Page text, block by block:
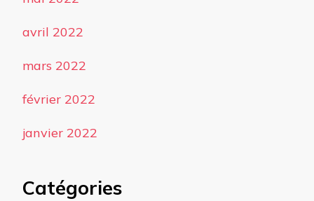
avril 2022
mars 2022
février 2022
janvier 2022
Catégories